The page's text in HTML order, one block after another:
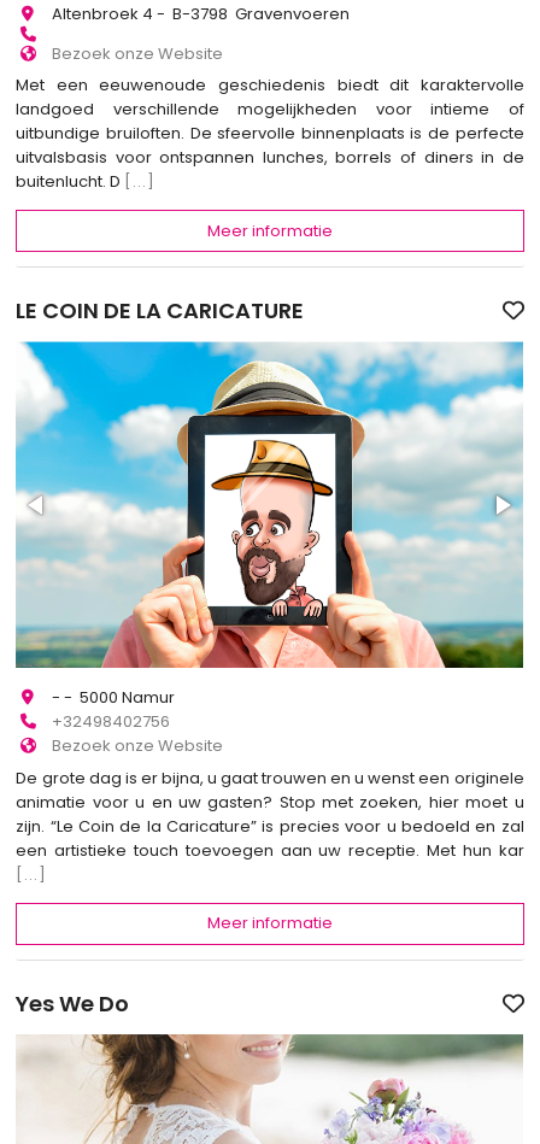
Altenbroek 4 - B-3798 Gravenvoeren
Bezoek onze Website
Met een eeuwenoude geschiedenis biedt dit karaktervolle
landgoed verschillende mogelijkheden voor intieme of
uitbundige bruiloften. De sfeervolle binnenplaats is de perfecte
uitvalsbasis voor ontspannen lunches, borrels of diners in de
buitenlucht. D
[...]
Meer informatie
LE COIN DE LA CARICATURE
- - 5000 Namur
+32498402756
Bezoek onze Website
De grote dag is er bijna, u gaat trouwen en u wenst een originele
animatie voor u en uw gasten? Stop met zoeken, hier moet u
zijn. “Le Coin de la Caricature” is precies voor u bedoeld en zal
een artistieke touch toevoegen aan uw receptie. Met hun kar
[...]
Meer informatie
Yes We Do